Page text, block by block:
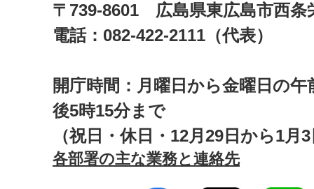
〒739-8601 広島県東広島市西
電話：082-422-2111（代表）
開庁時間：月曜日から金曜日の午
後5時15分まで
（祝日・休日・12月29日から1月
各部署の主な業務と連絡先